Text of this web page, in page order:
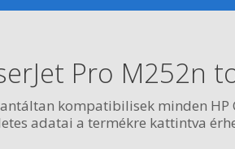
Pro M252n
kompatibilisek minden HP
adatai a termékre kattintva